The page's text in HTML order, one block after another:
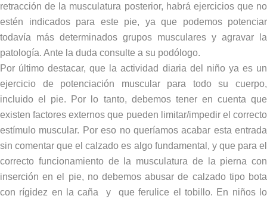
retracción de la musculatura posterior, habrá ejercicios que no
estén indicados para este pie, ya que podemos potenciar
todavía más determinados grupos musculares y agravar la
patología. Ante la duda consulte a su podólogo.
Por último destacar, que la actividad diaria del niño ya es un
ejercicio de potenciación muscular para todo su cuerpo,
incluido el pie. Por lo tanto, debemos tener en cuenta que
existen factores externos que pueden limitar/impedir el correcto
estímulo muscular. Por eso no queríamos acabar esta entrada
sin comentar que el calzado es algo fundamental, y que para el
correcto funcionamiento de la musculatura de la pierna con
inserción en el pie, no debemos abusar de calzado tipo bota
con rígidez en la caña y que ferulice el tobillo. En niños lo